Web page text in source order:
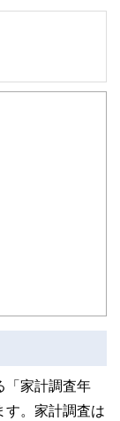
／2級DCプランナ
うための総括的な
り、定評を受けて
「家計調査年
す。家計調査は